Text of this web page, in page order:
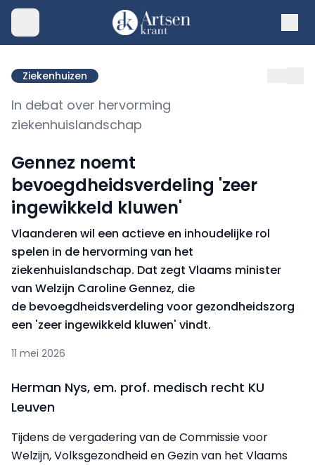
Ziekenhuizen
In debat over hervorming
ziekenhuislandschap
Gennez noemt
bevoegdheidsverdeling 'zeer
ingewikkeld kluwen'
Vlaanderen wil een actieve en inhoudelijke rol
spelen in de hervorming van het
ziekenhuislandschap. Dat zegt Vlaams minister
van Welzijn Caroline Gennez, die
de bevoegdheidsverdeling voor gezondheidszorg
een 'zeer ingewikkeld kluwen' vindt.
11 mei 2026
Herman Nys, em. prof. medisch recht KU
Leuven
Tijdens de vergadering van de Commissie voor
Welzijn, Volksgezondheid en Gezin van het Vlaams